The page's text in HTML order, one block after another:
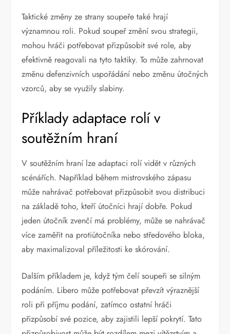
Taktické změny ze strany soupeře také hrají
významnou roli. Pokud soupeř změní svou strategii,
mohou hráči potřebovat přizpůsobit své role, aby
efektivně reagovali na tyto taktiky. To může zahrnovat
změnu defenzivních uspořádání nebo změnu útočných
vzorců, aby se využily slabiny.
Příklady adaptace rolí v
soutěžním hraní
V soutěžním hraní lze adaptaci rolí vidět v různých
scénářích. Například během mistrovského zápasu
může nahrávač potřebovat přizpůsobit svou distribuci
na základě toho, kteří útočníci hrají dobře. Pokud
jeden útočník zvenčí má problémy, může se nahrávač
více zaměřit na protiútočníka nebo středového bloka,
aby maximalizoval příležitosti ke skórování.
Dalším příkladem je, když tým čelí soupeři se silným
podáním. Libero může potřebovat převzít výraznější
roli při příjmu podání, zatímco ostatní hráči
přizpůsobí své pozice, aby zajistili lepší pokrytí. Tato